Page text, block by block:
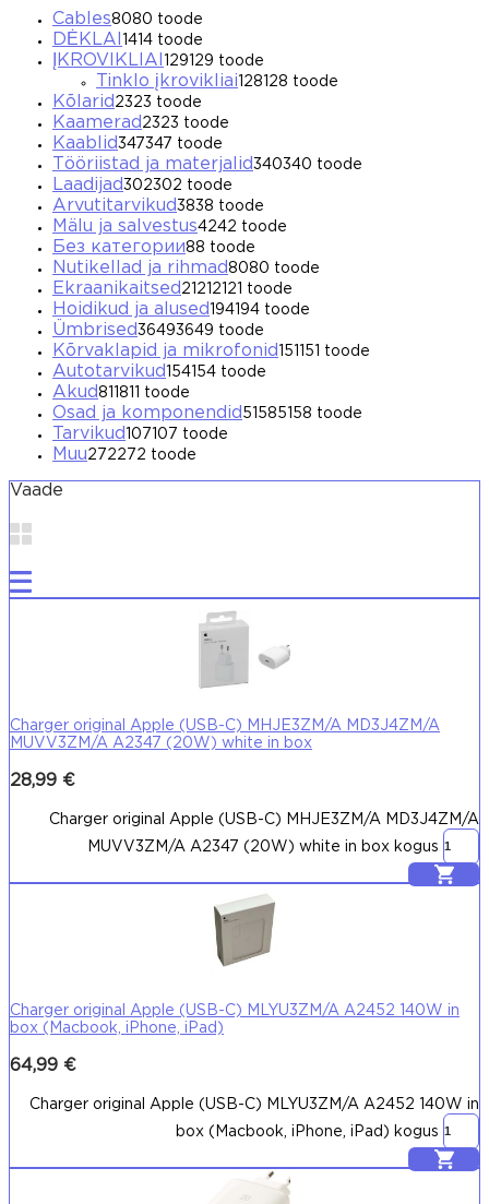
Cables8080 toode
DĖKLAI 14 14 toode
ĮKROVIKLIAI 129 129 toode
Tinklo įkrovikliai 128 128 toode
Kõlarid 2323 toode
Kaamerad 2323 toode
Kaablid347347 toode
Tööriistad ja materjalid340340 toode
Laadijad302302 toode
Arvutitarvikud3838 toode
Mälu ja salvestus4242 toode
Без категории88 toode
Nutikellad ja rihmad 8080 toode
Ekraanikaitsed 2121 2121 toode
Hoidikud ja alused 194 194 toode
Ümbrised36493649 toode
Kõrvaklapid ja mikrofonid 151 151 toode
Autotarvikud 154 154 toode
Akud 811 811 toode
Osad ja komponendid 51585158 toode
Tarvikud 107 107 toode
Muu272272 toode
Vaade
Charger original Apple (USB-C) MHJE3ZM/A MD3J4ZM/A
MUVV3ZM/A A2347 (20W) white in box
28,99 €
Charger original Apple (USB-C) MHJE3ZM/A MD3J4ZM/A
MUVV3ZM/A A2347 (20W) white in box kogus
Lisa korvi
Charger original Apple (USB-C) MLYU3ZM/A A2452 140W in
box (Macbook, iPhone, iPad)
64,99 €
Charger original Apple (USB-C) MLYU3ZM/A A2452 140W in
box (Macbook, iPhone, iPad) kogus
Lisa korvi